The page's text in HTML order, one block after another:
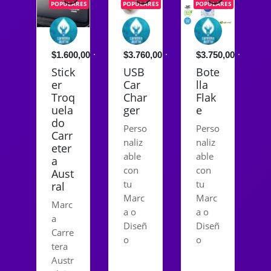
POPULARES
$1.600,00
Stick
er
Troq
uela
do
Carr
eter
a
Aust
ral
Marc
a
Carre
tera
Austr
POPULARES
$3.760,00
USB
Car
Char
ger
Perso
naliz
able
con
tu
Marc
a o
Diseñ
o
POPULARES
$3.750,00
Bote
lla
Flak
e
Perso
naliz
able
con
tu
Marc
a o
Diseñ
o